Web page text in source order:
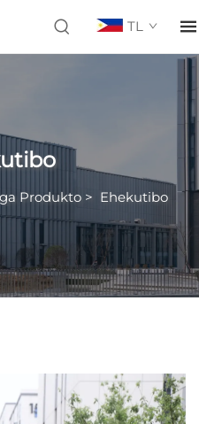
TL
Produkto > Ehekutibo